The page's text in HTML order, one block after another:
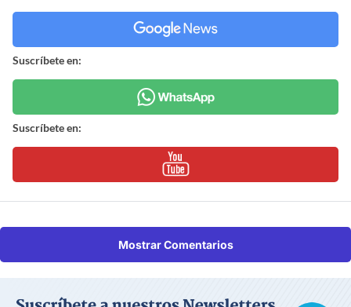
Suscríbete en:
Suscríbete en:
Mostrar Comentarios